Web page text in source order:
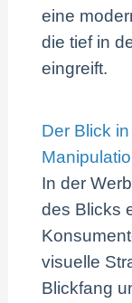
eine
die tief in
eingreift.
Der Blick
In der
des Blicks
visuelle
Blickfang